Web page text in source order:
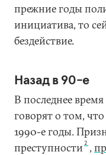
прежние годы
инициатива, то
бездействие.
Назад в 90-е
В последнее
говорят о том,
1990-е годы.
преступности 2 ,